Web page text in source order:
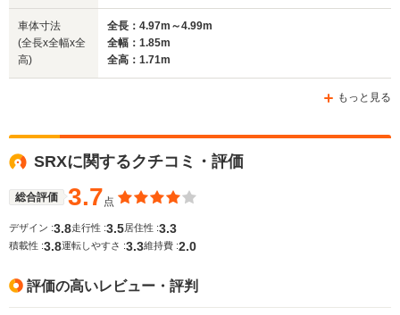
WLTCモード
燃費
車体寸法
(全長x全幅x全
高)
全長：4.97m～4.99m
全幅：1.85m
全高：1.71m
もっと見る
SRXに関するクチコミ・評価
総合評価 3.7点
デザイン :3.8走行性 :3.5 居住性 :3.3
積載性 :3.8運転しやすさ :3.3維持費 :2.0
評価の高いレビュー・評判